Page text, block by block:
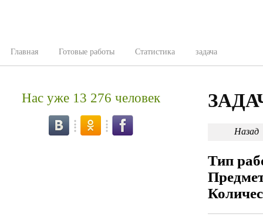
Главная Готовые работы Статистика задача
Нас уже 13 276 человек
Назад
Тип